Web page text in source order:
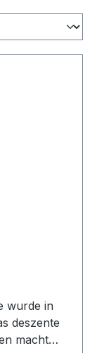
wurde in
deszente
macht